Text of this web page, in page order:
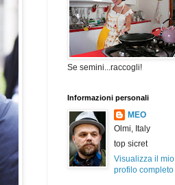
Se semini...raccogli!
Informazioni personali
MEO
Olmi, Italy
top sicret
Visualizza il mio
profilo completo